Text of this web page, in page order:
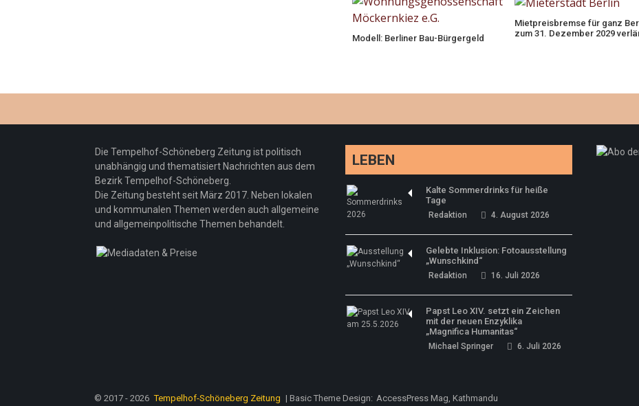
Modell: Berliner Bau-Bürgergeld
Mietpreisbremse für ganz
zum 31. Dezember 2029
Die Tempelhof-Schöneberg Zeitung ist politisch
unabhängig und thematisiert Nachrichten aus dem
Bezirk Tempelhof-Schöneberg.
Die Zeitung besteht seit März 2017. Neben lokalen
und kommunalen Themen werden auch allgemeine
und allgemeinpolitische Themen behandelt.
LEBEN
Kalte Sommerdrinks für heiße
Tage
Redaktion 4. August 2026
Gelebte Inklusion: Fotoausstellung
„Wunschkind“
Redaktion 16. Juli 2026
Papst Leo XIV. setzt ein Zeichen
mit der neuen Enzyklika
„Magnifica Humanitas“
Michael Springer 6. Juli 2026
© 2017 - 2026 Tempelhof-Schöneberg Zeitung | Basic Theme Design: AccessPress Mag, Kathmandu